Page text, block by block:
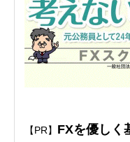
【PR】 FXを優しく